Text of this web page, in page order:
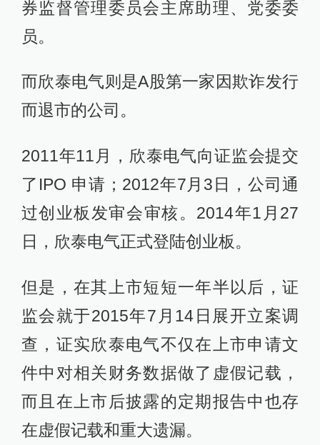
券监督管理委员会主席助理、党委委
员。
而欣泰电气则是A股第一家因欺诈发行
而退市的公司。
2011年11月，欣泰电气向证监会提交
了IPO 申请；2012年7月3日，公司通
过创业板发审会审核。2014年1月27
日，欣泰电气正式登陆创业板。
但是，在其上市短短一年半以后，证
监会就于2015年7月14日展开立案调
查，证实欣泰电气不仅在上市申请文
件中对相关财务数据做了虚假记载，
而且在上市后披露的定期报告中也存
在虚假记载和重大遗漏。